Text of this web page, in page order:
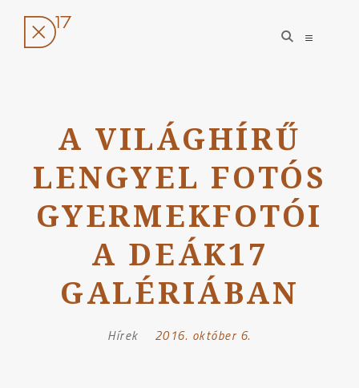
tartalomhoz
open
search
open
A VILÁGHÍRŰ
LENGYEL FOTÓS
GYERMEKFOTÓI
A DEÁK17
GALÉRIÁBAN
Hírek
Posted
2016. október 6.